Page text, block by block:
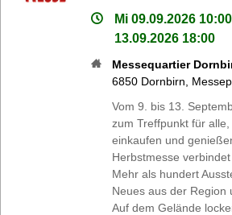
Mi 09.09.2026
13.09.2026 18:00
Messequartier
6850 Dornbirn
Vom 9. bis 13.
zum Treffpunkt für
einkaufen und
Herbstmesse
Mehr als hundert
Neues aus der Region
Auf dem Gelände